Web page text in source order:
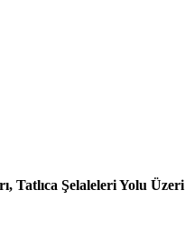
Tatlıca Şelaleleri Yolu